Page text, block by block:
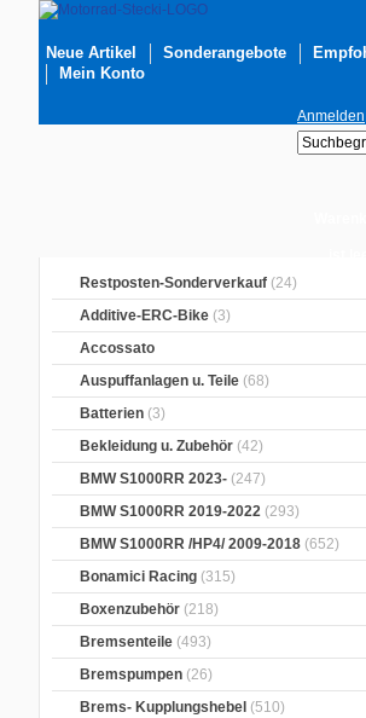
Neue Artikel Sonderangebote
Mein Konto
Anmelden
Restposten-Sonderverkauf (24)
Additive-ERC-Bike (3)
Accossato
Auspuffanlagen u. Teile (68)
Batterien (3)
Bekleidung u. Zubehör (42)
BMW S1000RR 2023- (247)
BMW S1000RR 2019-2022 (293)
BMW S1000RR /HP4/ 2009-2018 (652)
Bonamici Racing (315)
Boxenzubehör (218)
Bremsenteile (493)
Bremspumpen (26)
Brems- Kupplungshebel (510)